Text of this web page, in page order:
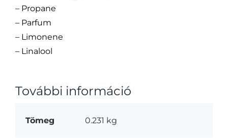
– Propane
– Parfum
– Limonene
– Linalool
További információ
Tömeg 0.231 kg